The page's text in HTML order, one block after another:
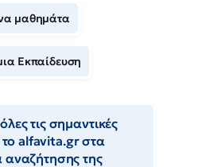
μαθημάτα
Εκπαίδευση
τις σημαντικές
το alfavita.gr στα
της